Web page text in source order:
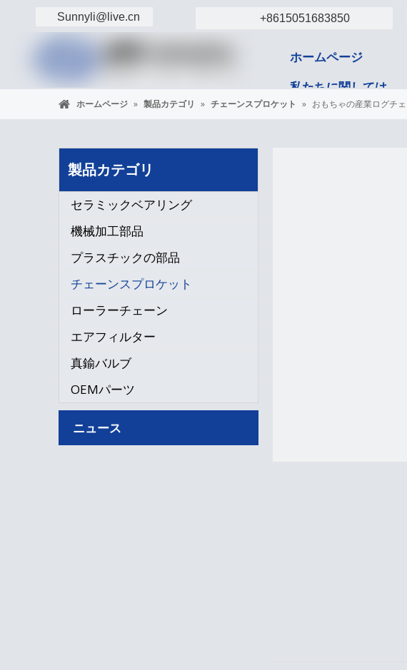
Sunnyli@live.cn +8615051683850
ホームページ
私たちに関しては
ホームページ » 製品カテゴリ » チェーンスプロケット » おもちゃの産業ログチ
製品カテゴリ
セラミックベアリング
機械加工部品
プラスチックの部品
チェーンスプロケット
ローラーチェーン
エアフィルター
真鍮バルブ
OEMパーツ
ニュース